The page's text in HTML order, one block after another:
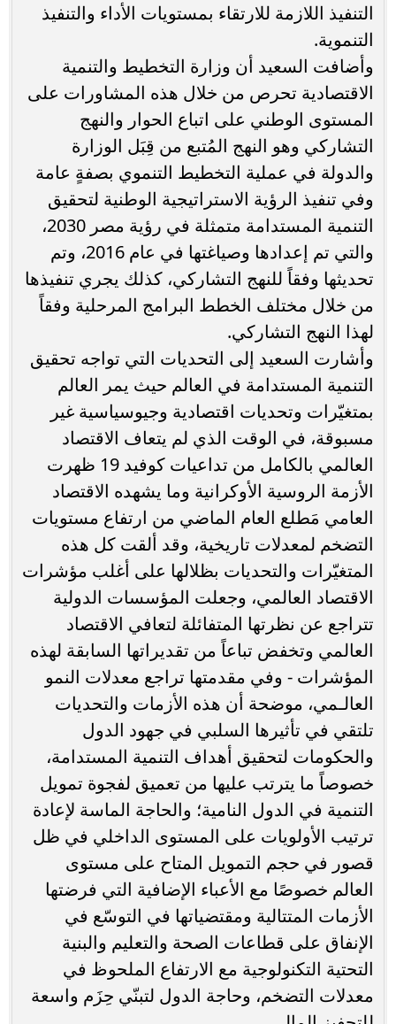
التنفيذ اللازمة للارتقاء بمستويات الأداء والتنفيذ
التنموية.
وأضافت السعيد أن وزارة التخطيط والتنمية
الاقتصادية تحرص من خلال هذه المشاورات على
المستوى الوطني على اتباع الحوار والنهج
التشاركي وهو النهج المُتبع من قِبَل الوزارة
والدولة في عملية التخطيط التنموي بصفةٍ عامة
وفي تنفيذ الرؤية الاستراتيجية الوطنية لتحقيق
التنمية المستدامة متمثلة في رؤية مصر 2030،
والتي تم إعدادها وصياغتها في عام 2016، وتم
تحديثها وفقاً للنهج التشاركي، كذلك يجري تنفيذها
من خلال مختلف الخطط البرامج المرحلية وفقاً
لهذا النهج التشاركي.
وأشارت السعيد إلى التحديات التي تواجه تحقيق
التنمية المستدامة في العالم حيث يمر العالم
بمتغيّرات وتحديات اقتصادية وجيوسياسية غير
مسبوقة، في الوقت الذي لم يتعاف الاقتصاد
العالمي بالكامل من تداعيات كوفيد 19 ظهرت
الأزمة الروسية الأوكرانية وما يشهده الاقتصاد
العامي مَطلع العام الماضي من ارتفاع مستويات
التضخم لمعدلات تاريخية، وقد ألقت كل هذه
المتغيّرات والتحديات بظلالها على أغلب مؤشرات
الاقتصاد العالمي، وجعلت المؤسسات الدولية
تتراجع عن نظرتها المتفائلة لتعافي الاقتصاد
العالمي وتخفض تباعاً من تقديراتها السابقة لهذه
المؤشرات - وفي مقدمتها تراجع معدلات النمو
العالـمي، موضحة أن هذه الأزمات والتحديات
تلتقي في تأثيرها السلبي في جهود الدول
والحكومات لتحقيق أهداف التنمية المستدامة،
خصوصاً ما يترتب عليها من تعميق لفجوة تمويل
التنمية في الدول النامية؛ والحاجة الماسة لإعادة
ترتيب الأولويات على المستوى الداخلي في ظل
قصور في حجم التمويل المتاح على مستوى
العالم خصوصًا مع الأعباء الإضافية التي فرضتها
الأزمات المتتالية ومقتضياتها في التوسّع في
الإنفاق على قطاعات الصحة والتعليم والبنية
التحتية التكنولوجية مع الارتفاع الملحوظ في
معدلات التضخم، وحاجة الدول لتبنّي حِزَم واسعة